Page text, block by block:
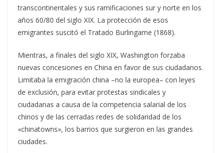
transcontinentales y sus ramificaciones sur y norte en los
años 60/80 del siglo XIX. La protección de esos
emigrantes suscitó el Tratado Burlingame (1868).
Mientras, a finales del siglo XIX, Washington forzaba
nuevas concesiones en China en favor de sus ciudadanos.
Limitaba la emigración china –no la europea– con leyes
de exclusión, para evitar protestas sindicales y
ciudadanas a causa de la competencia salarial de los
chinos y de las cerradas redes de solidaridad de los
«chinatowns», los barrios que surgieron en las grandes
ciudades.